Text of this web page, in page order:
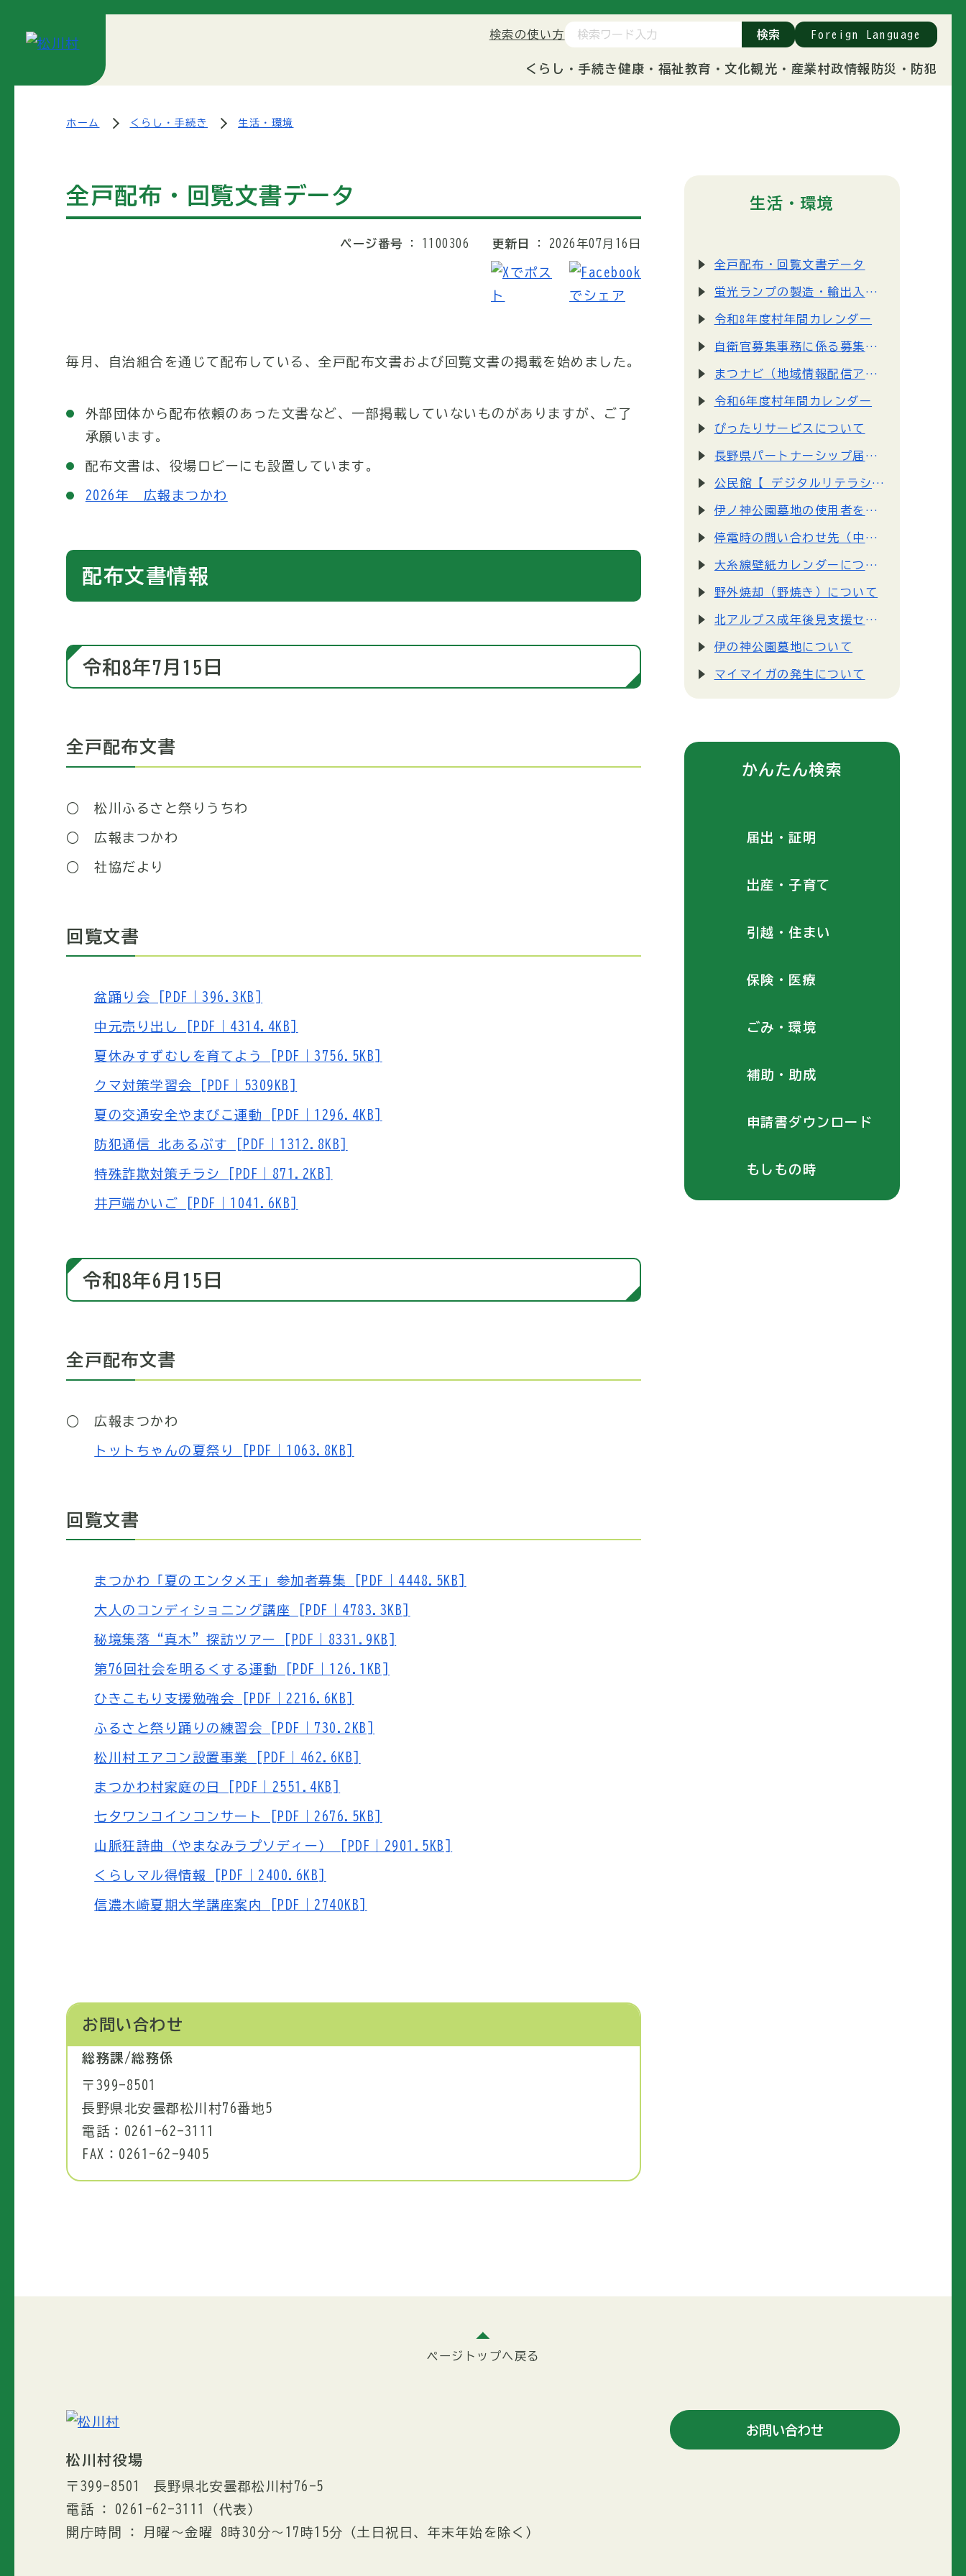
くらし・手続き健康・福祉教育・文化観光・産業村政情報 防災・防犯
検索の使い方 検索 Foreign Language
ホーム くらし・手続き 生活・環境
全戸配布・回覧文書データ
ページ番号 1100306 更新日 2026年07月16日
毎月、自治組合を通じて配布している、全戸配布文書および回覧文書の掲載を始めました。
外部団体から配布依頼のあった文書など、一部掲載していないものがありますが、ご了
承願います。
配布文書は、役場ロビーにも設置しています。
2026年 広報まつかわ
配布文書情報
令和8年7月15日
全戸配布文書
○ 松川ふるさと祭りうちわ
○ 広報まつかわ
○ 社協だより
回覧文書
盆踊り会 [PDF｜396.3KB]
中元売り出し [PDF｜4314.4KB]
夏休みすずむしを育てよう [PDF｜3756.5KB]
クマ対策学習会 [PDF｜5309KB]
夏の交通安全やまびこ運動 [PDF｜1296.4KB]
防犯通信 北あるぷす [PDF｜1312.8KB]
特殊詐欺対策チラシ [PDF｜871.2KB]
井戸端かいご [PDF｜1041.6KB]
令和8年6月15日
全戸配布文書
○ 広報まつかわ
トットちゃんの夏祭り [PDF｜1063.8KB]
回覧文書
まつかわ「夏のエンタメ王」参加者募集 [PDF｜4448.5KB]
大人のコンディショニング講座 [PDF｜4783.3KB]
秘境集落“真木”探訪ツアー [PDF｜8331.9KB]
第76回社会を明るくする運動 [PDF｜126.1KB]
ひきこもり支援勉強会 [PDF｜2216.6KB]
ふるさと祭り踊りの練習会 [PDF｜730.2KB]
松川村エアコン設置事業 [PDF｜462.6KB]
まつかわ村家庭の日 [PDF｜2551.4KB]
七夕ワンコインコンサート [PDF｜2676.5KB]
山脈狂詩曲（やまなみラプソディー） [PDF｜2901.5KB]
くらしマル得情報 [PDF｜2400.6KB]
信濃木崎夏期大学講座案内 [PDF｜2740KB]
お問い合わせ
総務課/総務係
〒399-8501
長野県北安曇郡松川村76番地5
電話：0261-62-3111
FAX：0261-62-9405
生活・環境
全戸配布・回覧文書データ
蛍光ランプの製造・輸出入禁止に伴うLED照明への変更のお願い
令和8年度村年間カレンダー
自衛官募集事務に係る募集対象者情報の提供について
まつナビ（地域情報配信アプリ）の運用開始について
令和6年度村年間カレンダー
ぴったりサービスについて
長野県パートナーシップ届出制度が始まりました
公民館【 デジタルリテラシー向上事業 】の講座資料ページを公開しました
伊ノ神公園墓地の使用者を募集しています
停電時の問い合わせ先（中部電力パワーグリッド株式会社）について
大糸線壁紙カレンダーについて
野外焼却（野焼き）について
北アルプス成年後見支援センターが開所しました
伊の神公園墓地について
マイマイガの発生について
かんたん検索
届出・証明
出産・子育て
引越・住まい
保険・医療
ごみ・環境
補助・助成
申請書ダウンロード
もしもの時
ページトップへ戻る
松川村役場
〒399-8501
長野県北安曇郡松川村76-5
電話
0261-62-3111
（代表）
開庁時間
月曜～金曜 8時30分〜17時15分（土日祝日、年末年始を除く）
お問い合わせ